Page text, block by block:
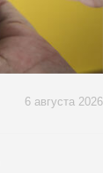
6 августа 2026